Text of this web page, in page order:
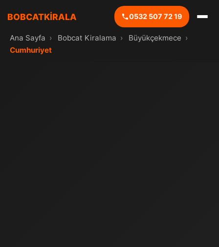
BOBCATKİRALA 0532 507 72 19
Ana Sayfa › Bobcat Kiralama › Büyükçekmece ›
Cumhuriyet